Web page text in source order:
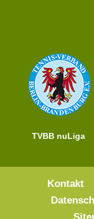
TVBB nuLiga
Kontakt